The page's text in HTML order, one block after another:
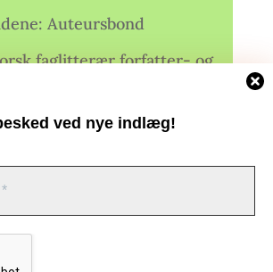
Administrer samtykke
oplevelser bruger vi teknologier som cookies til
ved nye indlæg!
Auteursbond
faglitterær forfatter- og
Oversetterforening
Tłumaczy